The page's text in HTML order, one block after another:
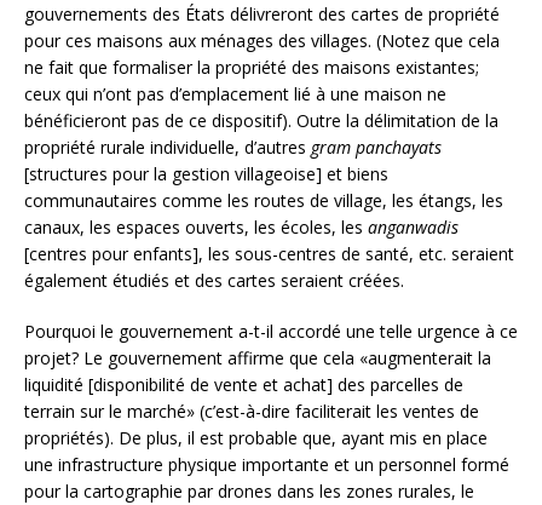
gouvernements des États délivreront des cartes de propriété
pour ces maisons aux ménages des villages. (Notez que cela
ne fait que formaliser la propriété des maisons existantes;
ceux qui n’ont pas d’emplacement lié à une maison ne
bénéficieront pas de ce dispositif). Outre la délimitation de la
propriété rurale individuelle, d’autres gram panchayats
[structures pour la gestion villageoise] et biens
communautaires comme les routes de village, les étangs, les
canaux, les espaces ouverts, les écoles, les anganwadis
[centres pour enfants], les sous-centres de santé, etc. seraient
également étudiés et des cartes seraient créées.
Pourquoi le gouvernement a-t-il accordé une telle urgence à ce
projet? Le gouvernement affirme que cela «augmenterait la
liquidité [disponibilité de vente et achat] des parcelles de
terrain sur le marché» (c’est-à-dire faciliterait les ventes de
propriétés). De plus, il est probable que, ayant mis en place
une infrastructure physique importante et un personnel formé
pour la cartographie par drones dans les zones rurales, le